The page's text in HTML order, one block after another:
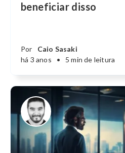
beneficiar disso
Por
Caio Sasaki
há 3 anos
• 5 min de leitura